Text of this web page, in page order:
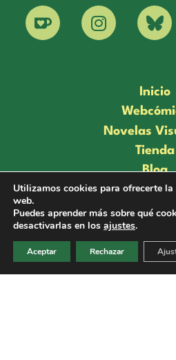
Inicio
Novelas
Tienda
Blog
Sobre
Enlaces
Contacto
Aviso
Utilizamos cookies para ofrecerte
web.
Puedes aprender más sobre qué
desactivarlas en los ajustes.
Aceptar Rechazar